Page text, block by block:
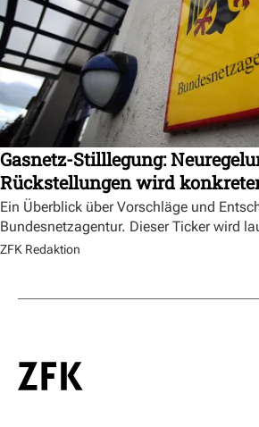
Gasnetz-Stilllegung:
Rückstellungen wird
Ein Überblick über Vorschläge und
Bundesnetzagentur. Dieser Ticker wird
ZFK Redaktion